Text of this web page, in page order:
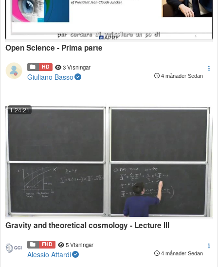
Open Science - Prima parte
HD 3 Visningar
Giuliano Basso 4 månader Sedan
1:24:21
Gravity and theoretical cosmology - Lecture III
FHD 5 Visningar
Alessio Attardi 4 månader Sedan